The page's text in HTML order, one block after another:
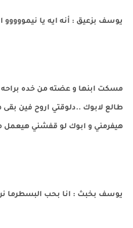
يوسف بزعيق : أنه ايه يا نيمووووو
مسكت ابنها و عضته من خده براحه
طالع لابوك ..دلوقتي اروح فين
هيفرمني و ابوك لو قفشني هيعمل
يوسف بخبث : انا بحب البسطرما